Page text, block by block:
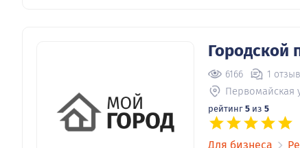
Городской
6166 1 отзыв
Первомайская
рейтинг5 из 5
Для бизнеса